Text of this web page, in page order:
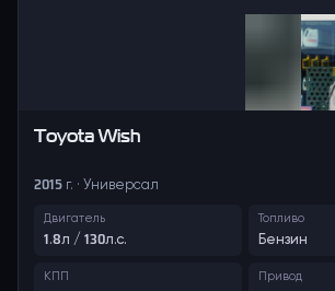
ToyotaWish
2015 г. · Универсал
Двигатель
1.8л / 130л.с.
Топливо
Бензин
КПП Привод